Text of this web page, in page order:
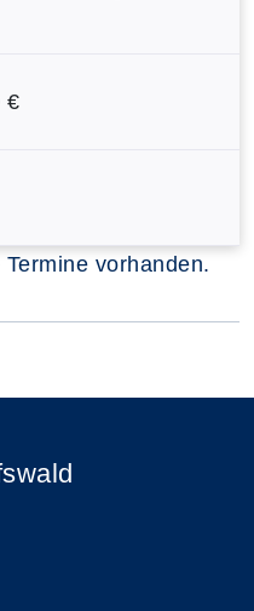
€
vorhanden.